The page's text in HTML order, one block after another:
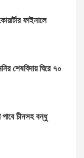
ফাইনালে
শেষবিদায় ঘিরে ৭০
চীনসহ বন্ধু